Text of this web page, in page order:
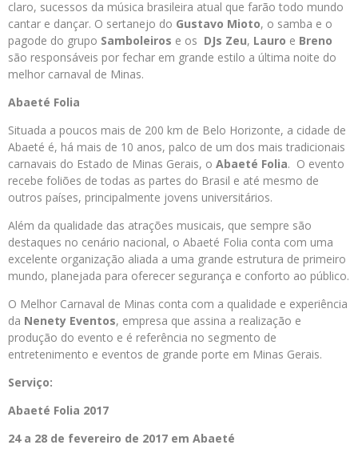
claro, sucessos da música brasileira atual que farão todo mundo
cantar e dançar. O sertanejo do Gustavo Mioto, o samba e o
pagode do grupo Samboleiros e os DJs Zeu, Lauro e Breno
são responsáveis por fechar em grande estilo a última noite do
melhor carnaval de Minas.
Abaeté Folia
Situada a poucos mais de 200 km de Belo Horizonte, a cidade de
Abaeté é, há mais de 10 anos, palco de um dos mais tradicionais
carnavais do Estado de Minas Gerais, o Abaeté Folia. O evento
recebe foliões de todas as partes do Brasil e até mesmo de
outros países, principalmente jovens universitários.
Além da qualidade das atrações musicais, que sempre são
destaques no cenário nacional, o Abaeté Folia conta com uma
excelente organização aliada a uma grande estrutura de primeiro
mundo, planejada para oferecer segurança e conforto ao público.
O Melhor Carnaval de Minas conta com a qualidade e experiência
da Nenety Eventos, empresa que assina a realização e
produção do evento e é referência no segmento de
entretenimento e eventos de grande porte em Minas Gerais.
Serviço:
Abaeté Folia 2017
24 a 28 de fevereiro de 2017 em Abaeté